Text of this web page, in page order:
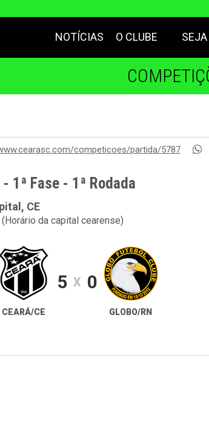
NOTÍCIAS O CLUBE
competicoes/partida/5787
1ª Fase - 1ª Rodada
CE
da capital cearense)
CEARÁ/CE
5 X 0
GLOBO/RN